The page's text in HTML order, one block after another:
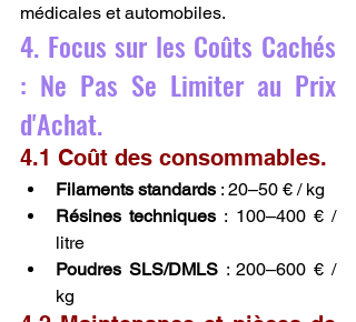
médicales et automobiles.
4. Focus sur les Coûts Cachés
: Ne Pas Se Limiter au Prix
d'Achat.
4.1 Coût des consommables.
Filaments standards : 20–50 € / kg
Résines techniques : 100–400 € /
litre
Poudres SLS/DMLS : 200–600 € /
kg